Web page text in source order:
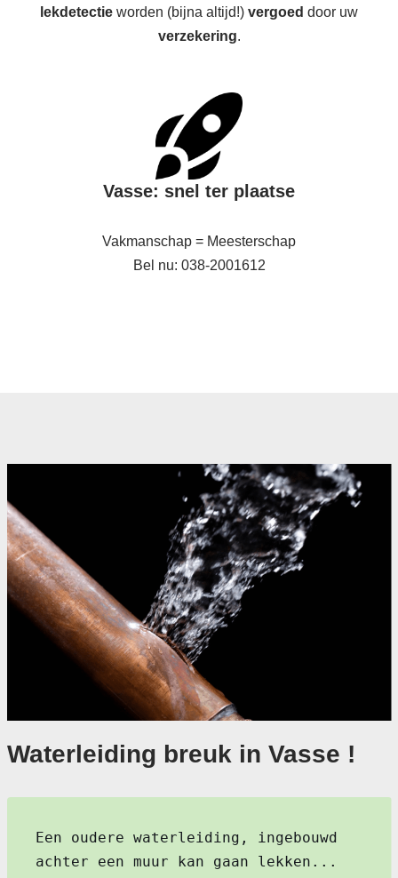
lekdetectie worden (bijna altijd!) vergoed door uw
verzekering.
Vasse: snel ter plaatse
Vakmanschap = Meesterschap
Bel nu: 038-2001612
Waterleiding breuk in Vasse !
Een oudere waterleiding, ingebouwd
achter een muur kan gaan lekken...